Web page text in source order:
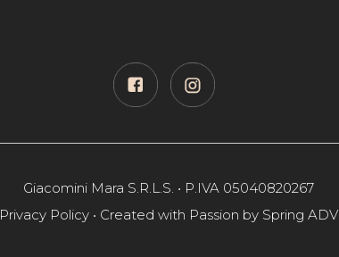
Giacomini Mara S.R.L.S. • P.IVA 05040820267
Privacy Policy • Created with Passion by Spring ADV